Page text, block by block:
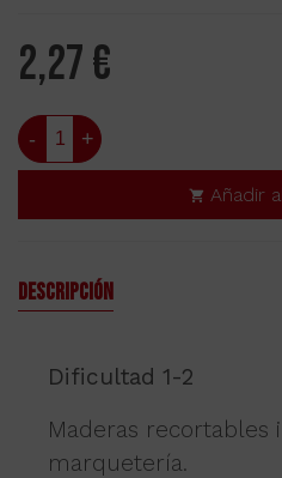
2,27 €
- +
Añadir
Descripción
Dificultad 1-2
Maderas recortables
marquetería.